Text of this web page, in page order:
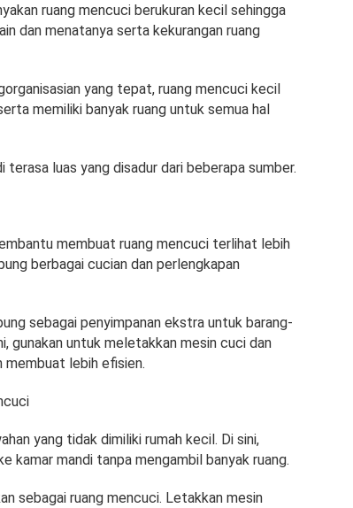
ruang mencuci berukuran kecil sehingga
dan menatanya serta kekurangan ruang
yang tepat, ruang mencuci kecil
memiliki banyak ruang untuk semua hal
luas yang disadur dari beberapa sumber.
membuat ruang mencuci terlihat lebih
berbagai cucian dan perlengkapan
sebagai penyimpanan ekstra untuk barang-
gunakan untuk meletakkan mesin cuci dan
membuat lebih efisien.
yang tidak dimiliki rumah kecil. Di sini,
kamar mandi tanpa mengambil banyak ruang.
sebagai ruang mencuci. Letakkan mesin